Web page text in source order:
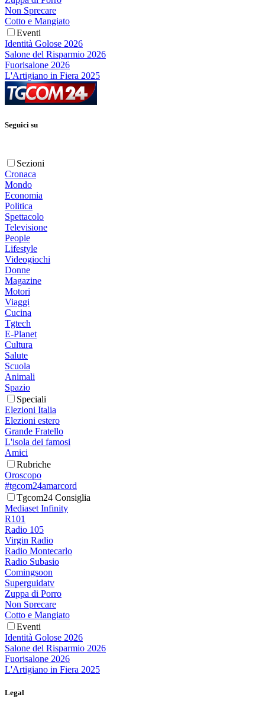
Non Sprecare
Cotto e Mangiato
Eventi
Identità Golose 2026
Salone del Risparmio 2026
Fuorisalone 2026
L'Artigiano in Fiera 2025
Seguici su
Sezioni
Cronaca
Mondo
Economia
Politica
Spettacolo
Televisione
People
Lifestyle
Videogiochi
Donne
Magazine
Motori
Viaggi
Cucina
Tgtech
E-Planet
Cultura
Salute
Scuola
Animali
Spazio
Speciali
Elezioni Italia
Elezioni estero
Grande Fratello
L'isola dei famosi
Amici
Rubriche
Oroscopo
#tgcom24amarcord
Tgcom24 Consiglia
Mediaset Infinity
R101
Radio 105
Virgin Radio
Radio Montecarlo
Radio Subasio
Comingsoon
Superguidatv
Zuppa di Porro
Non Sprecare
Cotto e Mangiato
Eventi
Identità Golose 2026
Salone del Risparmio 2026
Fuorisalone 2026
L'Artigiano in Fiera 2025
Legal